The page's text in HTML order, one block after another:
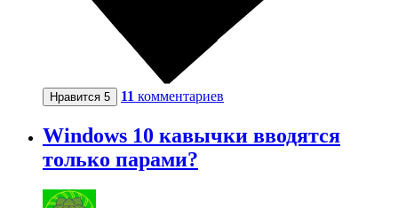
Нравится 5 11 комментариев
Windows 10 кавычки вводятся
только парами?